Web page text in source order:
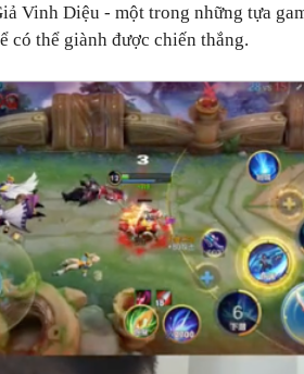
Vinh Diệu - một trong những tựa
có thể giành được chiến thắng.